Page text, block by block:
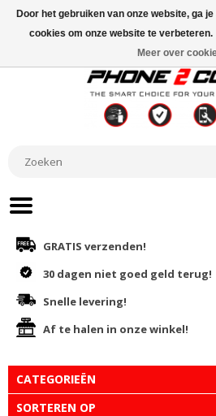
GRATIS verzenden!
30 dagen niet goed geld terug!
Snelle levering!
Af te halen in onze winkel!
CATEGORIEËN
SORTEREN OP
Door het gebruiken van onze website, ga
cookies om onze website te verbeteren.
Meer over